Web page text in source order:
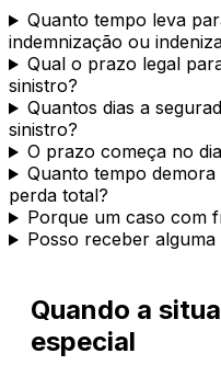
Quanto tempo leva
indemnização ou
Qual o prazo legal
sinistro?
Quantos dias a
sinistro?
O prazo começa no
Quanto tempo
perda total?
Porque um caso com
Posso receber alguma
Quando a
especial